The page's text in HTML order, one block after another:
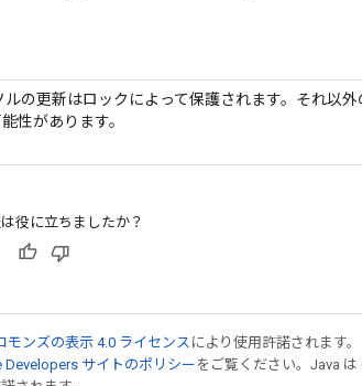
の更新はロックによって保護されます。それ以外
性があります。
役に立ちましたか？
モンズの表示 4.0 ライセンス により使用許諾されます
Developers サイトのポリシーをご覧ください。Java